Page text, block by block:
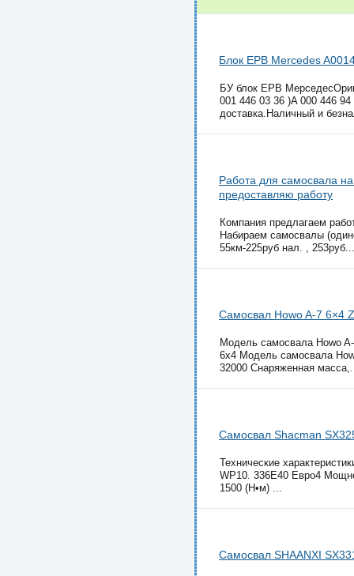
Блок EPB Mercedes
БУ блок EPB
001 446 03 36 )A 000 446
доставка.Наличный и
Работа для самосвала
предоставляю работу
Компания предлагаем
Набираем самосвалы
55км-225руб нал. , 253руб...
Самосвал Howo A-7 6×4
Модель самосвала Howo
6х4 Модель самосвала
32000 Снаряженная
Самосвал Shacman
Технические
WP10. 336E40 Евро4
1500 (Н•м) ...
Самосвал SHAANXI